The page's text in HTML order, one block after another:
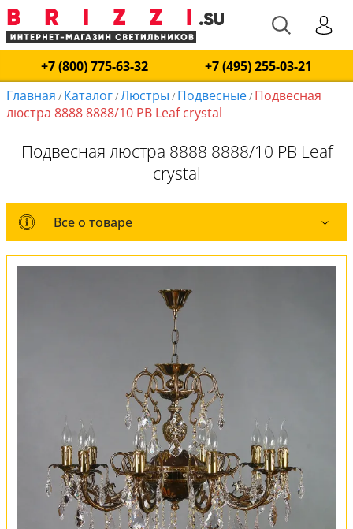
+7 (800) 775-63-32
+7 (495) 255-03-21
Главная / Каталог/Люстры / Подвесные/ Подвесная
люстра 8888 8888/10 PB Leaf crystal
Подвесная люстра 8888 8888/10 PB Leaf
crystal
Все о товаре
Все о товаре
Комплект лампочек
Оплата и доставка
Обмен и возврат
Установка
FAQ
Отзывы